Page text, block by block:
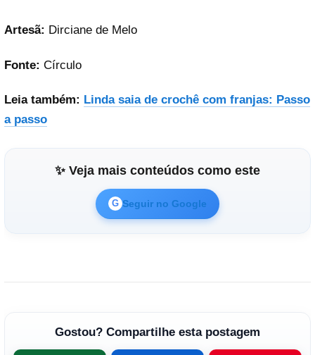
Artesã: Dirciane de Melo
Fonte: Círculo
Leia também: Linda saia de crochê com franjas: Passo
a passo
✨ Veja mais conteúdos como este
G Seguir no Google
Gostou? Compartilhe esta postagem